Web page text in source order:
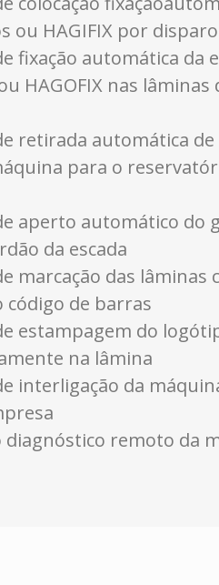
ou HAGIFIX por disparo
fixação automática da
HAGOFIX nas lâminas
retirada automática
para o
aperto automático do
da escada
marcação das lâminas
código de barras
estampagem do
na lâmina
interligação da
diagnóstico remoto da